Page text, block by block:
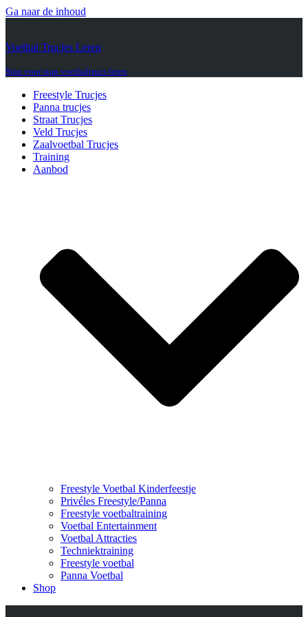
Ga naar de inhoud
Voetbal Trucjes Leren
Stap voor stap voetbaltrucs leren
Freestyle Trucjes
Panna trucjes
Straat Trucjes
Veld Trucjes
Zaalvoetbal Trucjes
Training
Aanbod
Freestyle Voetbal Kinderfeestje
Privéles Freestyle/Panna
Freestyle voetbaltraining
Voetbal Entertainment
Voetbal Attracties
Techniektraining
Freestyle voetbal
Panna Voetbal
Shop